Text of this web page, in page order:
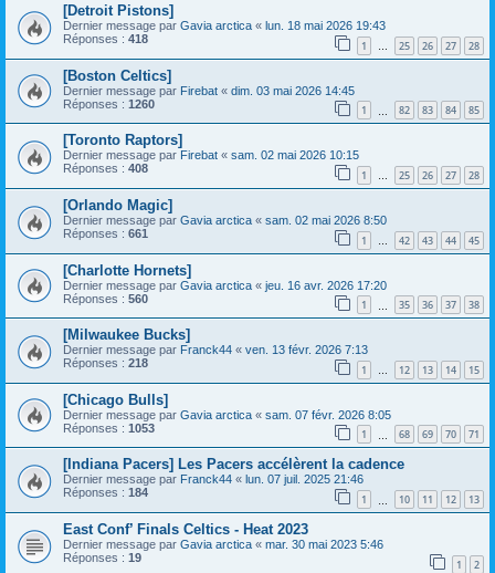
[Detroit Pistons]
Dernier message par Gavia arctica « lun. 18 mai 2026 19:43
Réponses : 418 1 … 25 26 27 28
[Boston Celtics]
Dernier message par Firebat « dim. 03 mai 2026 14:45
Réponses : 1260 1 82 83 84 85
[Toronto Raptors]
Dernier message par Firebat « sam. 02 mai 2026 10:15
Réponses : 408 1 … 25 26 27 28
[Orlando Magic]
Dernier message par Gavia arctica « sam. 02 mai 2026 8:50
Réponses : 661 1 … 42 43 44 45
[Charlotte Hornets]
Dernier message par Gavia arctica « jeu. 16 avr. 2026 17:20
Réponses : 560 1 35 36 37 38
[Milwaukee Bucks]
Dernier message par Franck44 « ven. 13 févr. 2026 7:13
Réponses : 218 1 … 12 13 14 15
[Chicago Bulls]
Dernier message par Gavia arctica « sam. 07 févr. 2026 8:05
Réponses : 1053 1 68 69 70 71
[Indiana Pacers] Les Pacers accélèrent la cadence
Dernier message par Franck44 « lun. 07 juil. 2025 21:46
Réponses : 184 1 10 11 12 13
East Conf’ Finals Celtics - Heat 2023
Dernier message par Gavia arctica « mar. 30 mai 2023 5:46
Réponses : 19 1 2